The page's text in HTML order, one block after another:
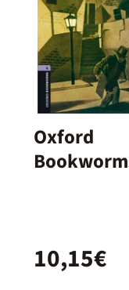
Oxford
10,15€